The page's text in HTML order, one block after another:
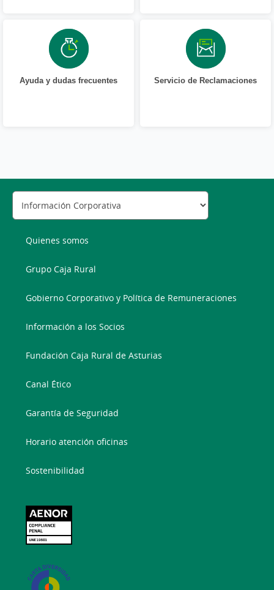
Ayuda y dudas frecuentes Servicio de Reclamaciones
Quienes somos
Grupo Caja Rural
Gobierno Corporativo y Política de Remuneraciones
Información a los Socios
Fundación Caja Rural de Asturias
Canal Ético
Garantía de Seguridad
Horario atención oficinas
Sostenibilidad